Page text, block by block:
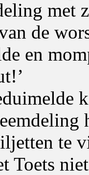
met
de
en
te
Toets